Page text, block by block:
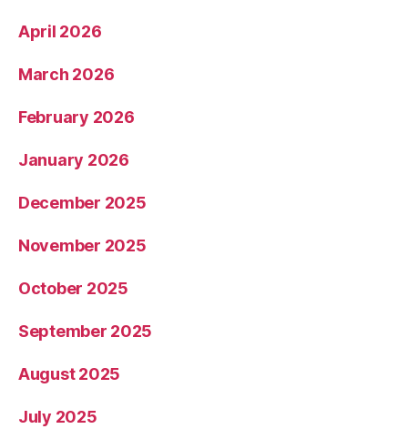
April 2026
March 2026
February 2026
January 2026
December 2025
November 2025
October 2025
September 2025
August 2025
July 2025